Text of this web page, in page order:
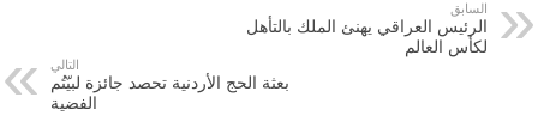
السابق
الرئيس العراقي يهنئ الملك بالتأهل
لكأس العالم
التالي
بعثة الحج الأردنية تحصد جائزة لبيّتُم
الفضية